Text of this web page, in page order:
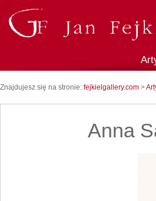
Znajdujesz się na stronie: fejkielgallery.com >
Anna